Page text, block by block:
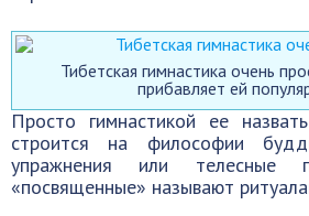
Тибетская гимнастика очень
прибавляет ей
Просто гимнастикой ее
строится на философии
упражнения или телесные
«посвященные» называют